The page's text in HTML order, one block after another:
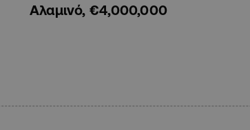
Αλαμινό, €4,000,000